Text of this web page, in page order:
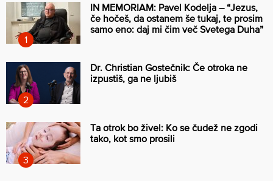
IN MEMORIAM: Pavel Kodelja – “Jezus,
če hočeš, da ostanem še tukaj, te prosim
samo eno: daj mi čim več Svetega Duha”
Dr. Christian Gostečnik: Če otroka ne
izpustiš, ga ne ljubiš
Ta otrok bo živel: Ko se čudež ne zgodi
tako, kot smo prosili